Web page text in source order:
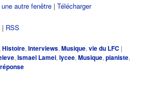
autre fenêtre |Télécharger
| RSS
,Histoire,Interviews,Musique,vie du LFC |
,Ismael Lamei,lycee,Musique,pianiste,